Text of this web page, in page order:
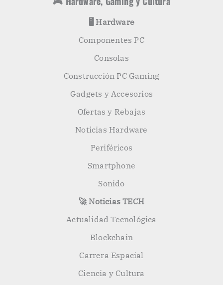
🖥️ Hardware
Componentes PC
Consolas
Construcción PC Gaming
Gadgets y Accesorios
Ofertas y Rebajas
Noticias Hardware
Periféricos
Smartphone
Sonido
🚀 Noticias TECH
Actualidad Tecnológica
Blockchain
Carrera Espacial
Ciencia y Cultura